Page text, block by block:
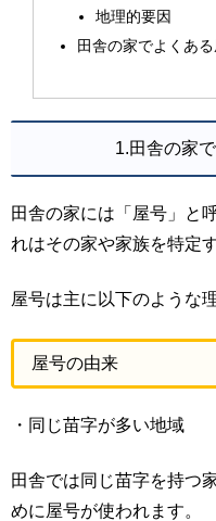
地理的要因
田舎の家でよくあ
1.田舎の家
田舎の家には「屋号」と
れはその家や家族を特定
屋号は主に以下のような
屋号の由来
・同じ苗字が多い地域
田舎では同じ苗字を持つ
めに屋号が使われます。